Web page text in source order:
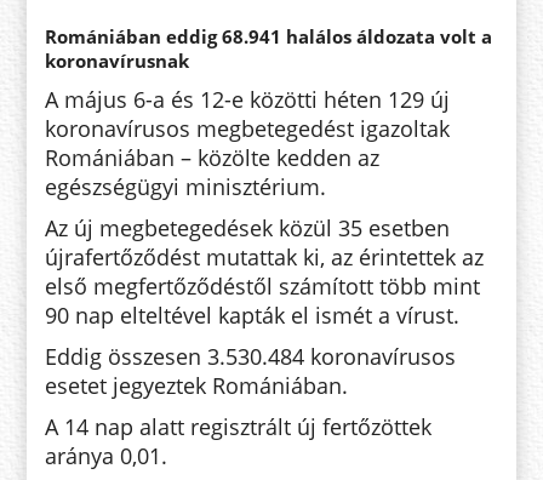
Romániában eddig 68.941 halálos áldozata volt a
koronavírusnak
A május 6-a és 12-e közötti héten 129 új
koronavírusos megbetegedést igazoltak
Romániában – közölte kedden az
egészségügyi minisztérium.
Az új megbetegedések közül 35 esetben
újrafertőződést mutattak ki, az érintettek az
első megfertőződéstől számított több mint
90 nap elteltével kapták el ismét a vírust.
Eddig összesen 3.530.484 koronavírusos
esetet jegyeztek Romániában.
A 14 nap alatt regisztrált új fertőzöttek
aránya 0,01.